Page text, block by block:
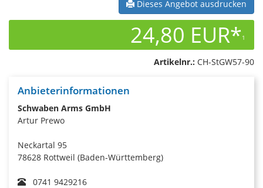
Dieses Angebot ausdrucken
24,80 EUR*1
Artikelnr.: CH-StGW57-90
Anbieterinformationen
Schwaben Arms GmbH
Artur Prewo
Neckartal 95
78628 Rottweil (Baden-Württemberg)
0741 9429216